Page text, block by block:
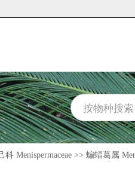
科 Menispermaceae >> 蝙蝠葛属